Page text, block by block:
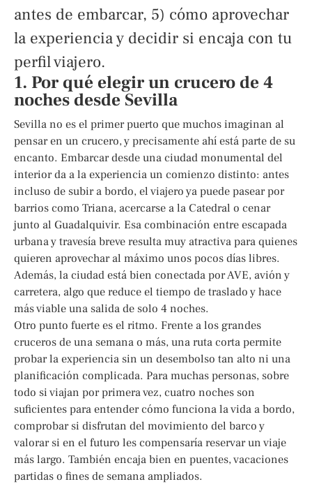
antes de embarcar, 5) cómo aprovechar
la experiencia y decidir si encaja con tu
perfil viajero.
1. Por qué elegir un crucero de 4
noches desde Sevilla
Sevilla no es el primer puerto que muchos imaginan al
pensar en un crucero, y precisamente ahí está parte de su
encanto. Embarcar desde una ciudad monumental del
interior da a la experiencia un comienzo distinto: antes
incluso de subir a bordo, el viajero ya puede pasear por
barrios como Triana, acercarse a la Catedral o cenar
junto al Guadalquivir. Esa combinación entre escapada
urbana y travesía breve resulta muy atractiva para quienes
quieren aprovechar al máximo unos pocos días libres.
Además, la ciudad está bien conectada por AVE, avión y
carretera, algo que reduce el tiempo de traslado y hace
más viable una salida de solo 4 noches.
Otro punto fuerte es el ritmo. Frente a los grandes
cruceros de una semana o más, una ruta corta permite
probar la experiencia sin un desembolso tan alto ni una
planificación complicada. Para muchas personas, sobre
todo si viajan por primera vez, cuatro noches son
suficientes para entender cómo funciona la vida a bordo,
comprobar si disfrutan del movimiento del barco y
valorar si en el futuro les compensaría reservar un viaje
más largo. También encaja bien en puentes, vacaciones
partidas o fines de semana ampliados.